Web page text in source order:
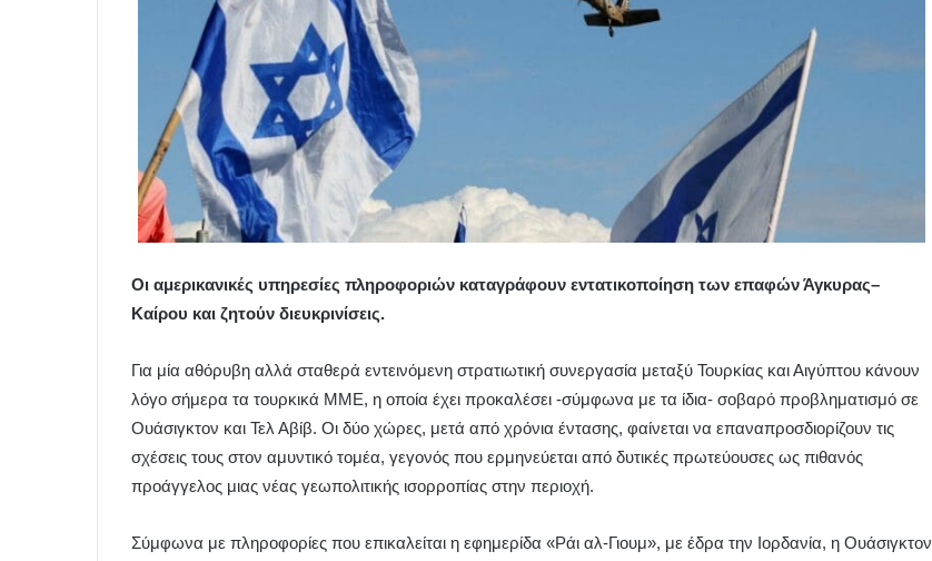
Οι αμερικανικές υπηρεσίες πληροφοριών καταγράφουν εντατικοποίηση των επαφών Άγκυρας–
Καίρου και ζητούν διευκρινίσεις.
Για μία αθόρυβη αλλά σταθερά εντεινόμενη στρατιωτική συνεργασία μεταξύ Τουρκίας και Αιγύπτου κάνουν
λόγο σήμερα τα τουρκικά ΜΜΕ, η οποία έχει προκαλέσει -σύμφωνα με τα ίδια- σοβαρό προβληματισμό σε
Ουάσιγκτον και Τελ Αβίβ. Οι δύο χώρες, μετά από χρόνια έντασης, φαίνεται να επαναπροσδιορίζουν τις
σχέσεις τους στον αμυντικό τομέα, γεγονός που ερμηνεύεται από δυτικές πρωτεύουσες ως πιθανός
προάγγελος μιας νέας γεωπολιτικής ισορροπίας στην περιοχή.
Σύμφωνα με πληροφορίες που επικαλείται η εφημερίδα «Ράι αλ-Γιουμ», με έδρα την Ιορδανία, η Ουάσιγκτον